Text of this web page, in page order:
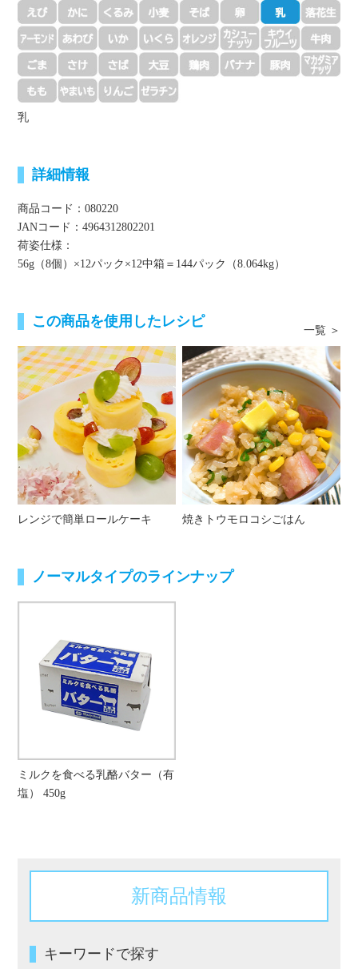
乳
詳細情報
商品コード：080220
JANコード：4964312802201
荷姿仕様：
56g（8個）×12パック×12中箱＝144パック（8.064kg）
この商品を使用したレシピ
一覧 ＞
レンジで簡単ロールケーキ 焼きトウモロコシごはん
ノーマルタイプのラインナップ
ミルクを食べる乳酪バター（有
塩） 450g
新商品情報
キーワードで探す